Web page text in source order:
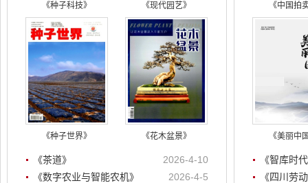
《种子科技》 《现代园艺》
《种子世界》 《花木盆景》
《茶道》
2026-4-10
《数字农业与智能农机》
2026-4-5
《中国拍
《美丽中
《智库时
《四川劳